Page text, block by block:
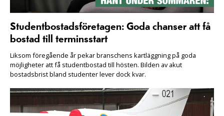
Studentbostadsföretagen: Goda chanser att få
bostad till terminsstart
Liksom föregående år pekar branschens kartläggning på goda
möjligheter att få studentbostad till hösten. Bilden av akut
bostadsbrist bland studenter lever dock kvar.